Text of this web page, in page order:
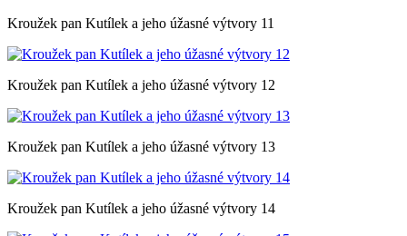
Kroužek pan Kutílek a jeho úžasné výtvory 11
Kroužek pan Kutílek a jeho úžasné výtvory 12
Kroužek pan Kutílek a jeho úžasné výtvory 13
Kroužek pan Kutílek a jeho úžasné výtvory 14